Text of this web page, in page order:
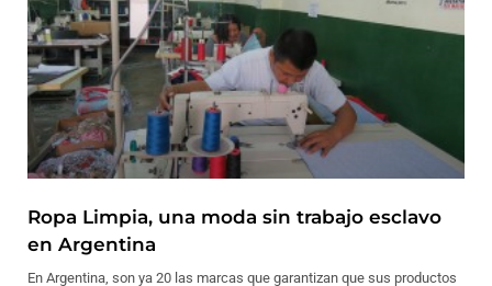
Ropa Limpia, una moda sin trabajo esclavo
en Argentina
En Argentina, son ya 20 las marcas que garantizan que sus productos